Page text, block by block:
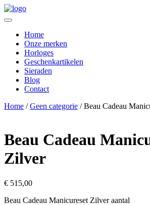
Home
Onze merken
Horloges
Geschenkartikelen
Sieraden
Blog
Contact
Home /Geen categorie / Beau Cadeau
Beau Cadeau
Zilver
€ 515,00
Beau Cadeau Manicureset Zilver aantal